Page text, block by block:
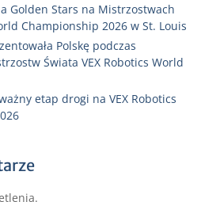
Golden Stars na Mistrzostwach
Championship 2026 w St. Louis
Polskę podczas
Świata VEX Robotics World
etap drogi na VEX Robotics